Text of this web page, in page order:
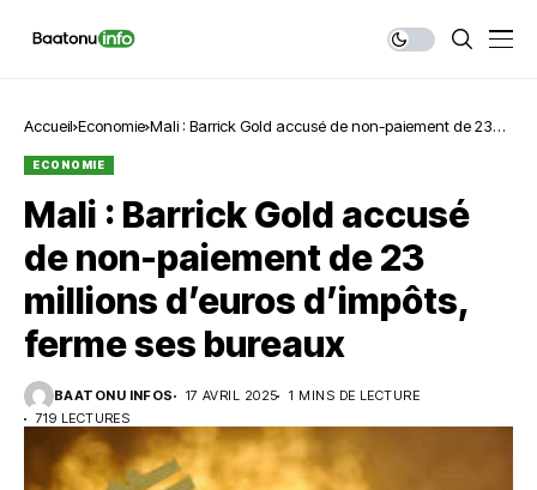
Accueil Economie Mali : Barrick Gold accusé de non-paiement de 23
ECONOMIE
Mali : Barrick Gold accusé
de non-paiement de 23
millions d’euros d’impôts,
ferme ses bureaux
BAATONU INFOS 17 AVRIL 2025
1 MINS DE LECTURE
719 LECTURES